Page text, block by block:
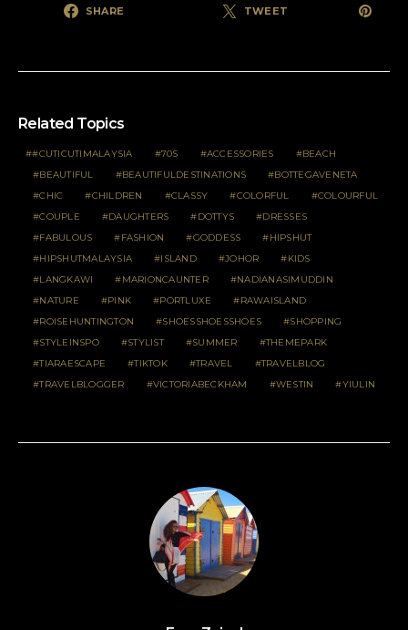
SHARE TWEET
Related Topics
#CUTICUTIMALAYSIA 70S ACCESSORIES
BEACH
BEAUTIFUL
BEAUTIFULDESTINATIONS
BOTTEGAVENETA
CHIC
CHILDREN CLASSY COLORFUL
COLOURFUL
COUPLE
DAUGHTERS DOTTYS
DRESSES
FABULOUS
FASHION GODDESS
HIPSHUT
HIPSHUTMALAYSIA
ISLAND JOHOR
KIDS
LANGKAWI
MARIONCAUNTER
NADIANASIMUDDIN
NATURE
PINK PORTLUXE
RAWAISLAND
ROISEHUNTINGTON
SHOESSHOESSHOES
SHOPPING
STYLEINSPO
STYLIST SUMMER
THEMEPARK
TIARAESCAPE
TIKTOK TRAVEL
TRAVELBLOG
TRAVELBLOGGER
VICTORIABECKHAM WESTIN YIULIN